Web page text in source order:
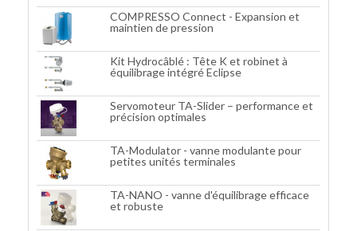
COMPRESSO Connect - Expansion et
maintien de pression
Kit Hydrocâblé : Tête K et robinet à
équilibrage intégré Eclipse
Servomoteur TA-Slider – performance et
précision optimales
TA-Modulator - vanne modulante pour
petites unités terminales
TA-NANO - vanne d'équilibrage efficace
et robuste